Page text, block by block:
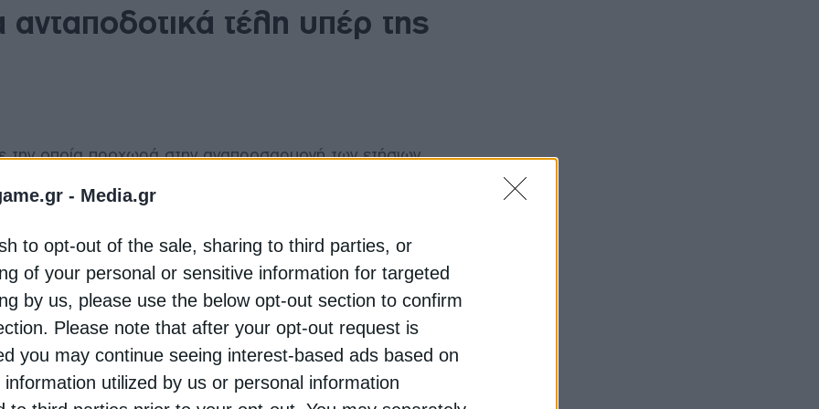
- Media.gr
to opt-out of the sale, sharing to third parties, or
of your personal or sensitive information for targeted
by us, please use the below opt-out section to confirm
Please note that after your opt-out request is
you may continue seeing interest-based ads based on
information utilized by us or personal information
τέλη υπέρ της
την οποία προχωρά στην αναπροσαρμογή των ετήσιων
για το έτος 2026. Τα τέλη αυτά αποτελούν υποχρεωτικές
στην παραγωγή, προμήθεια και διακίνηση
και χρησιμοποιούνται για τη χρηματοδότηση της
Αρχής.
και ειδικότερα σε νόμους που ρυθμίζουν την
καθώς και στη διατήρηση παλαιότερων υπουργικών
στοιχείο της αναπροσαρμογής αποτελεί η μεταβολή του
αύξηση 2,5%. Σύμφωνα με τη νομοθεσία, τα
τον πληθωρισμό, ώστε να διατηρείται η πραγματική τους